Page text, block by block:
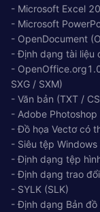
- Microsoft Excel
- Microsoft
- OpenDocument
- Định dạng tài liệu
-
SXG / SXM)
- Văn bản (TXT /
- Adobe Photoshop
- Đồ họa Vectơ có
- Siêu tệp Windows
- Định dạng tệp
- Định dạng trao
- SYLK (SLK)
- Định dạng Bản đồ